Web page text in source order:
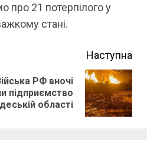
про 21 потерпілого у
стані.
Наступна
РФ вночі
підприємство
області